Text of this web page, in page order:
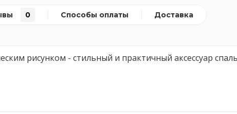
0 Способы оплаты Доставка
рисунком - стильный и практичный аксессуар